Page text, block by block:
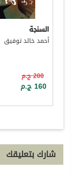
السنجة
أحمد خالد توفيق
200 ج.م
160 ج.م
شارك بتعليقك